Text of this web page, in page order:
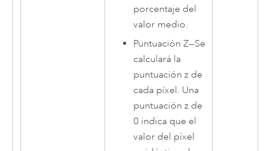
porcentaje del
valor medio.
Puntuación Z—Se
calculará la
puntuación z de
cada píxel. Una
puntuación z de
0 indica que el
valor del píxel